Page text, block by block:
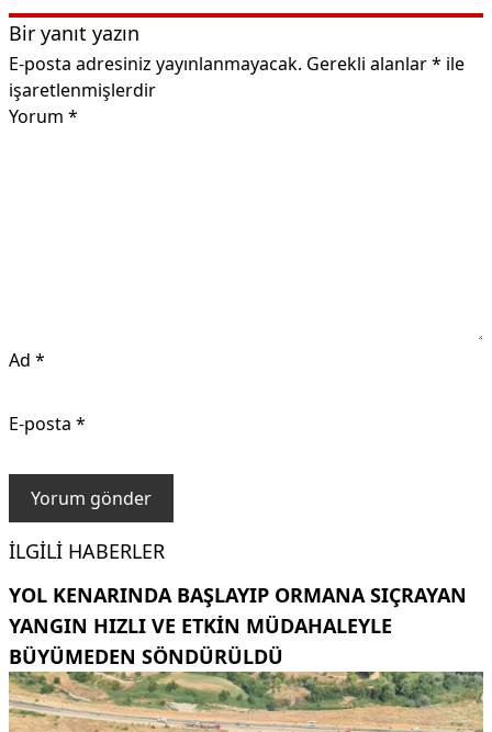
Bir yanıt yazın
E-posta adresiniz yayınlanmayacak. Gerekli alanlar* ile
işaretlenmişlerdir
Yorum *
Ad *
E-posta *
İLGILI HABERLER
YOL KENARINDA BAŞLAYIP ORMANA SIÇRAYAN
YANGIN HIZLI VE ETKIN MÜDAHALEYLE
BÜYÜMEDEN SÖNDÜRÜLDÜ